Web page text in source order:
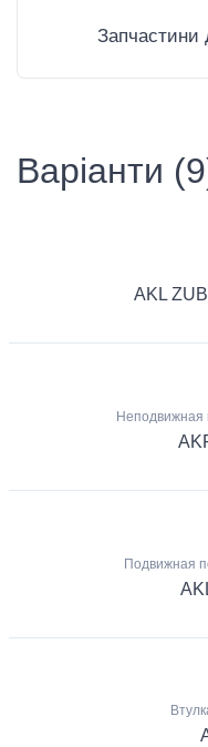
Запчастини
Варіанти
AKL
Неподвижная
Подвижная